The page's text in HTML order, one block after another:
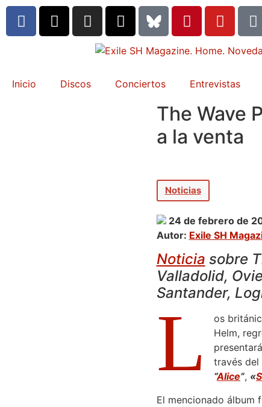
Inicio Discos Conciertos Entrevistas
The Wave
a la venta
Noticias
24 de febrero de
Autor: Exile SH
Noticia sobre
Valladolid,
Santander,
L os
Helm,
través del
“Alice”, «
El mencionado álbum